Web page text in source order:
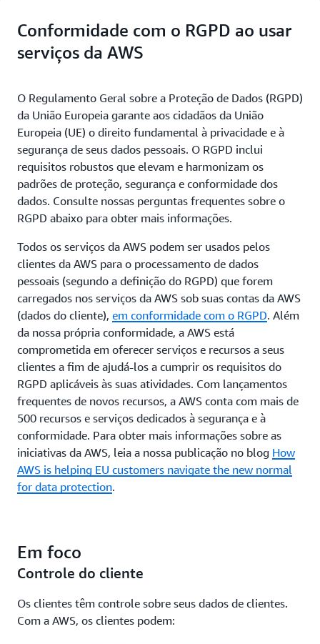
Conformidade com o RGPD ao usar
serviços da AWS
O Regulamento Geral sobre a Proteção de Dados (RGPD)
da União Europeia garante aos cidadãos da União
Europeia (UE) o direito fundamental à privacidade e à
segurança de seus dados pessoais. O RGPD inclui
requisitos robustos que elevam e harmonizam os
padrões de proteção, segurança e conformidade dos
dados. Consulte nossas perguntas frequentes sobre o
RGPD abaixo para obter mais informações.
Todos os serviços da AWS podem ser usados pelos
clientes da AWS para o processamento de dados
pessoais (segundo a definição do RGPD) que forem
carregados nos serviços da AWS sob suas contas da AWS
(dados do cliente), em conformidade com o RGPD. Além
da nossa própria conformidade, a AWS está
comprometida em oferecer serviços e recursos a seus
clientes a fim de ajudá-los a cumprir os requisitos do
RGPD aplicáveis às suas atividades. Com lançamentos
frequentes de novos recursos, a AWS conta com mais de
500 recursos e serviços dedicados à segurança e à
conformidade. Para obter mais informações sobre as
iniciativas da AWS, leia a nossa publicação no blog How
AWS is helping EU customers navigate the new normal
for data protection.
Em foco
Controle do cliente
Os clientes têm controle sobre seus dados de clientes.
Com a AWS, os clientes podem: